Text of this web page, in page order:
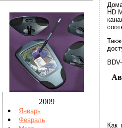
2009
Январь
Февраль
HD
Как